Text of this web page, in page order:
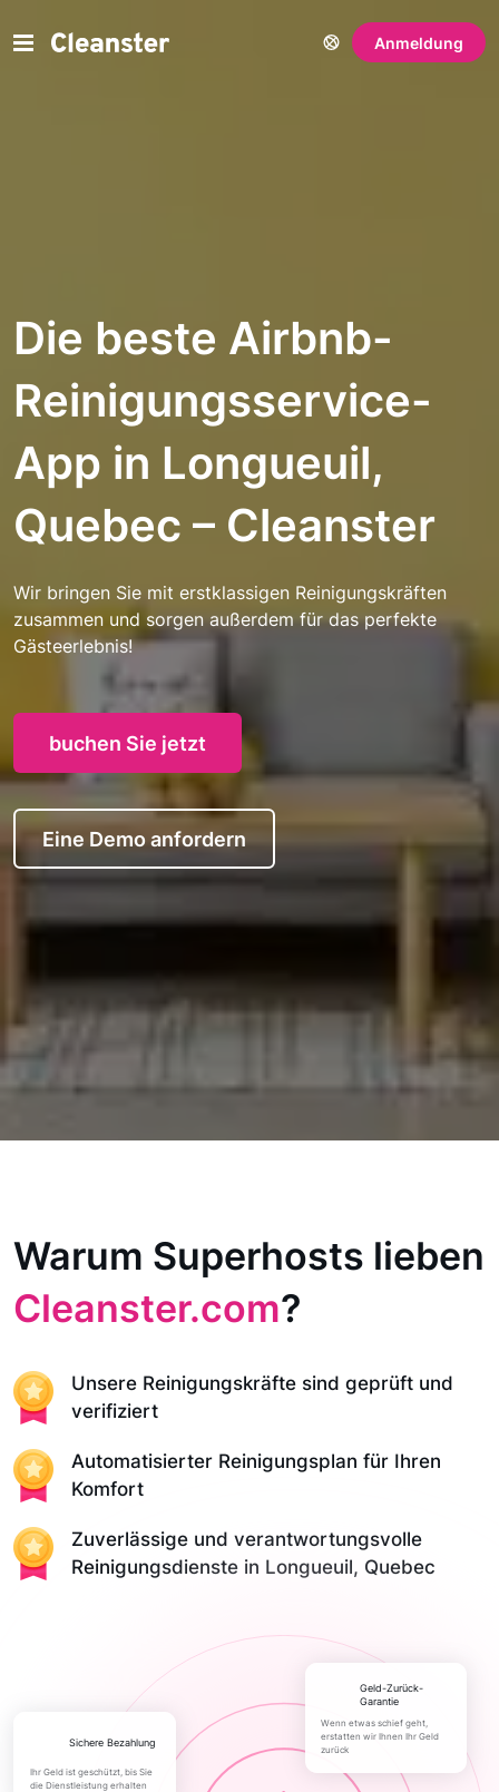
Anmeldung
Die beste Airbnb-
Reinigungsservice-
App in Longueuil,
Quebec – Cleanster
Wir bringen Sie mit erstklassigen Reinigungskräften
zusammen und sorgen außerdem für das perfekte
Gästeerlebnis!
buchen Sie jetzt
Eine Demo anfordern
Warum Superhosts lieben
Cleanster.com?
Unsere Reinigungskräfte sind geprüft und
verifiziert
Automatisierter Reinigungsplan für Ihren
Komfort
Zuverlässige und verantwortungsvolle
Reinigungsdienste in Longueuil, Quebec
Sichere Bezahlung
Ihr Geld ist geschützt, bis Sie
die Dienstleistung erhalten
Geld-Zurück-
Garantie
Wenn etwas schief geht,
erstatten wir Ihnen Ihr Geld
zurück